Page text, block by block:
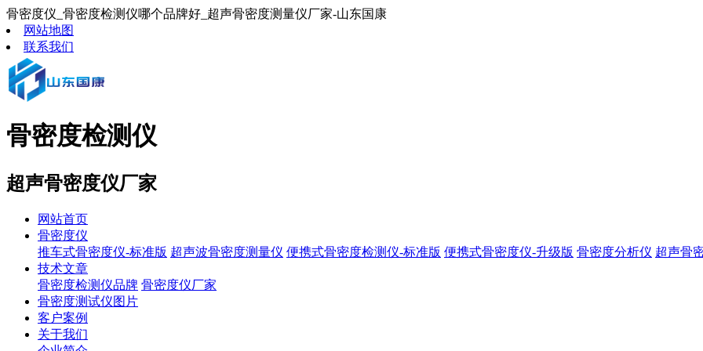
骨密度仪_骨密度检测仪哪个品牌好_超声骨密度测量仪厂家-山东国康
网站地图
联系我们
骨密度检测仪
超声骨密度仪厂家
网站首页
骨密度仪
推车式骨密度仪-标准版 超声波骨密度测量仪 便携式骨密度检测仪-标准版 便携式骨密度仪-升级版 骨密度分析仪 超声骨
技术文章
骨密度检测仪品牌 骨密度仪厂家
骨密度测试仪图片
客户案例
关于我们